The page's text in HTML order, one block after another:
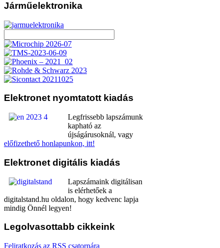
Járműelektronika
Elektronet nyomtatott kiadás
Legfrissebb lapszámunk
kapható az
újságárusoknál, vagy
előfizethető honlapunkon, itt!
Elektronet digitális kiadás
Lapszámaink digitálisan
is elérhetőek a
digitalstand.hu oldalon, hogy kedvenc lapja
mindig Önnél legyen!
Legolvasottabb cikkeink
Feliratkozás az RSS csatornára